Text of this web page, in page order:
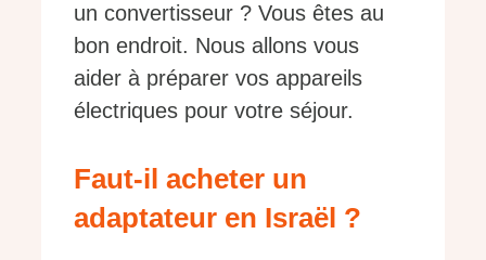
un convertisseur ? Vous êtes au
bon endroit. Nous allons vous
aider à préparer vos appareils
électriques pour votre séjour.
Faut-il acheter un
adaptateur en Israël ?